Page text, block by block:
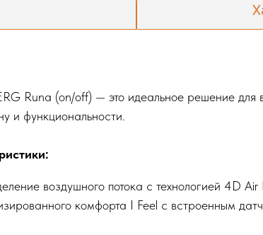
Runa (on/off) — это идеальное решение для
и функциональности.
воздушного потока с технологией 4D Air
комфорта I Feel с встроенным